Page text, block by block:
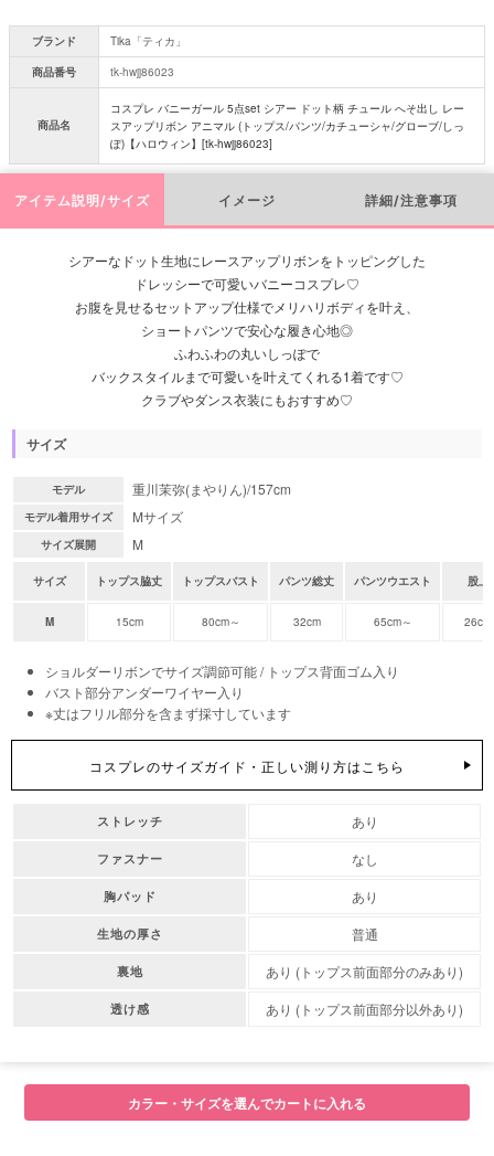
ブランド
Tika「ティカ」
商品番号
tk-hwjj86023
商品名
コスプレ バニーガール 5点set シアー ドット柄 チュール へそ出し レー
スアップリボン アニマル (トップス/パンツ/カチューシャ/グローブ/しっ
ぽ)【ハロウィン】[tk-hwjj86023]
アイテム説明/サイズ イメージ 詳細/注意事項
シアーなドット生地にレースアップリボンをトッピングした
ドレッシーで可愛いバニーコスプレ♡
お腹を見せるセットアップ仕様でメリハリボディを叶え、
ショートパンツで安心な履き心地◎
ふわふわの丸いしっぽで
バックスタイルまで可愛いを叶えてくれる1着です♡
クラブやダンス衣装にもおすすめ♡
サイズ
モデル 重川茉弥(まやりん)/157cm
モデル着用サイズ Mサイズ
サイズ展開 M
サイズ トップス脇丈 トップスバスト パンツ総丈 パンツウエスト 股上
M 15cm 80cm～ 32cm 65cm～ 26cm
ショルダーリボンでサイズ調節可能 / トップス背面ゴム入り
バスト部分アンダーワイヤー入り
※丈はフリル部分を含まず採寸しています
コスプレのサイズガイド・正しい測り方はこちら
ストレッチ あり
ファスナー なし
胸パッド あり
生地の厚さ 普通
裏地 あり (トップス前面部分のみあり)
透け感 あり (トップス前面部分以外あり)
カラー・サイズを選んでカートに入れる